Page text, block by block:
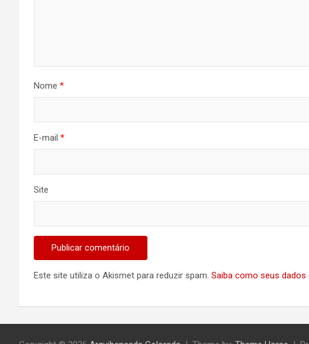
Nome *
E-mail *
Site
Este site utiliza o Akismet para reduzir spam. Saiba como seus